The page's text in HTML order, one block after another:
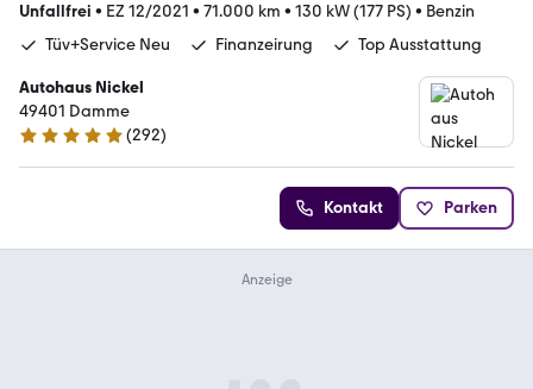
Unfallfrei • EZ 12/2021 • 71.000 km • 130 kW (177 PS) • Benzin
Tüv+Service Neu
Finanzeirung Top Ausstattung
Autohaus Nickel
49401 Damme
4.8 Sterne
(292)
Kontakt Parken